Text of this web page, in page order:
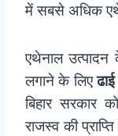
में सबसे अधिक
एथेनाल
लगाने के लिए
बिहार सरकार
राजस्व की